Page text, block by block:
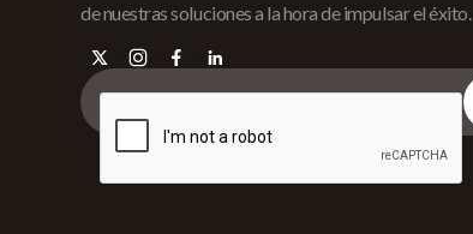
de nuestras soluciones a la hora de impulsar el éxito.